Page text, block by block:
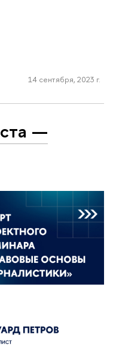
14 сентября, 2023 г.
—